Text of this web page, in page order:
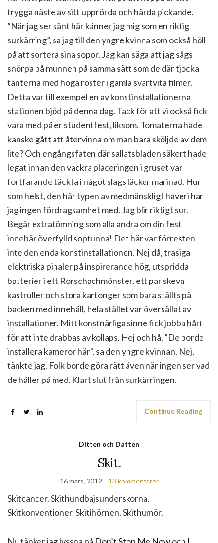
trygga näste av sitt upprörda och hårda pickande.
”När jag ser sånt här känner jag mig som en riktig
surkärring”, sa jag till den yngre kvinna som också höll
på att sortera sina sopor. Jag kan säga att jag sågs
snörpa på munnen på samma sätt som de där tjocka
tanterna med höga röster i gamla svartvita filmer.
Detta var till exempel en av konstinstallationerna
stationen bjöd på denna dag. Tack för att vi också fick
vara med på er studentfest, liksom. Tomaterna hade
kanske gått att återvinna om man bara sköljde av dem
lite? Och engångsfaten där sallatsbladen säkert hade
legat innan den vackra placeringen i gruset var
fortfarande täckta i något slags läcker marinad. Hur
som helst, den här typen av medmänskligt haveri har
jag ingen fördragsamhet med. Jag blir riktigt sur.
Begär extratömning som alla andra om din fest
innebär överfylld soptunna! Det här var förresten
inte den enda konstinstallationen. Nej då, trasiga
elektriska pinaler på inspirerande hög, utspridda
batterier i ett Rorschachmönster, ett par skeva
kastruller och stora kartonger som bara ställts på
backen med innehåll, hela stället var översållat av
installationer. Mitt konstnärliga sinne fick jobba hårt
för att inte drabbas av kollaps. Hej och hå. ”De borde
installera kameror här”, sa den yngre kvinnan. Nej,
tänkte jag. Folk borde göra rätt även när ingen ser vad
de håller på med. Klart slut från surkärringen.
Continue Reading
Ditten och Datten
Skit.
16 mars, 2012 13 kommentarer
Skitcancer. Skithundbajsunderskorna.
Skitkonventioner. Skitihörnen. Skithumör.